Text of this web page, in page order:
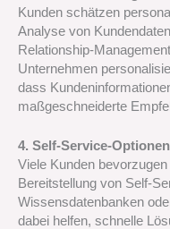
Kunden schätzen
Analyse von
Relationship-
Unternehmen
dass
maßgeschneiderte
4. Self-Service-Optionen
Viele Kunden
Bereitstellung von Self-
Wissensdatenbanken
dabei helfen, schnelle